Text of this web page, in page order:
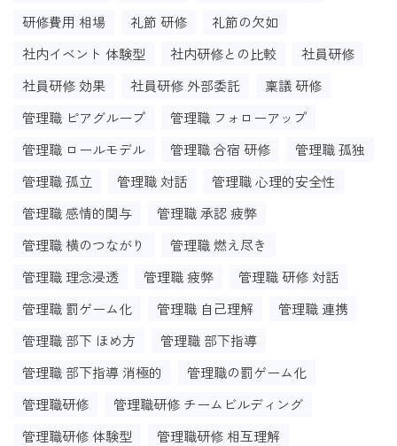
研修費用 相場
礼節 研修
礼節の欠如
社内イベント 体験型
社内研修との比較
社員研修
社員研修 効果
社員研修 外部委託
稟議 研修
管理職 ピアグループ
管理職 フォローアップ
管理職 ロールモデル
管理職 合宿 研修
管理職 孤独
管理職 孤立
管理職 対話
管理職 心理的安全性
管理職 感情的関与
管理職 承認 疲弊
管理職 横のつながり
管理職 燃え尽き
管理職 理念浸透
管理職 疲弊
管理職 研修 対話
管理職 罰ゲーム化
管理職 自己理解
管理職 連携
管理職 部下 ほめ方
管理職 部下指導
管理職 部下指導 消極的
管理職の罰ゲーム化
管理職研修
管理職研修 チームビルディング
管理職研修 体験型
管理職研修 相互理解